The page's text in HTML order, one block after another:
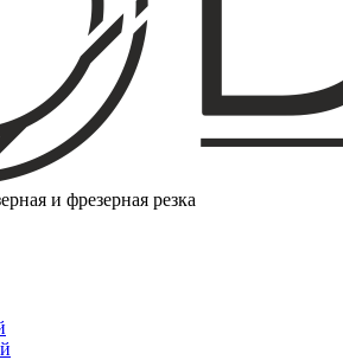
и фрезерная резка